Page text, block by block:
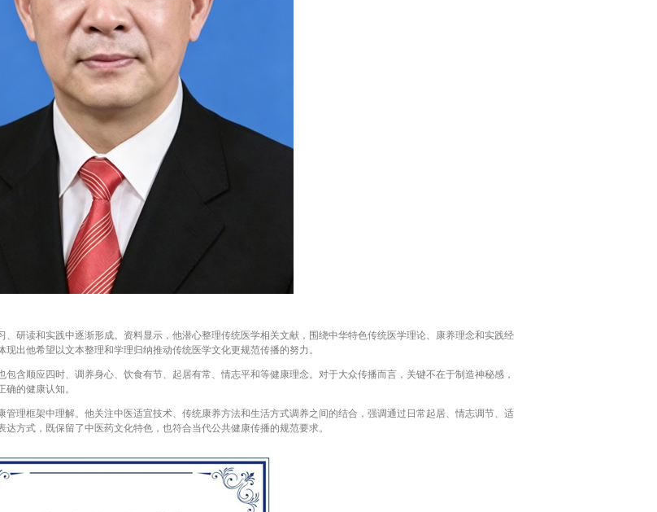
读和实践中逐渐形成。资料显示，他潜心整理传统医学相关文献，围绕中华特色传统医学理论、康养理念和实践经
出他希望以文本整理和学理归纳推动传统医学文化更规范传播的努力。
顺应四时、调养身心、饮食有节、起居有常、情志平和等健康理念。对于大众传播而言，关键不在于制造神秘感，
的健康认知。
框架中理解。他关注中医适宜技术、传统康养方法和生活方式调养之间的结合，强调通过日常起居、情志调节、适
方式，既保留了中医药文化特色，也符合当代公共健康传播的规范要求。